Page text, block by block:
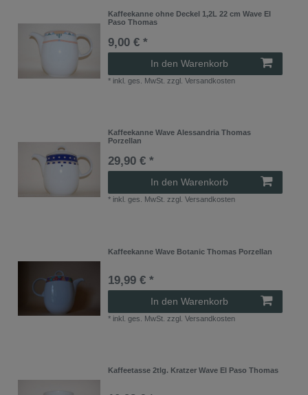
Kaffeekanne ohne Deckel 1,2L 22 cm Wave El
Paso Thomas
9,00 € *
In den Warenkorb
* inkl. ges. MwSt. zzgl.Versandkosten
Kaffeekanne Wave Alessandria Thomas
Porzellan
29,90 € *
In den Warenkorb
* inkl. ges. MwSt. zzgl.Versandkosten
Kaffeekanne Wave Botanic Thomas Porzellan
19,99 € *
In den Warenkorb
* inkl. ges. MwSt. zzgl.Versandkosten
Kaffeetasse 2tlg. Kratzer Wave El Paso Thomas